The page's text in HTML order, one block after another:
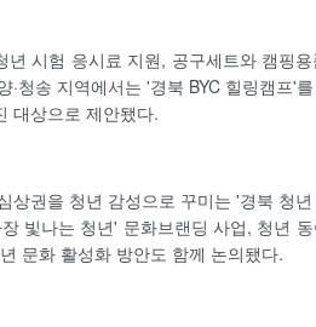
년 시험 응시료 지원, 공구세트와 캠핑
·청송 지역에서는 '경북 BYC 힐링캠프'
대상으로 제안됐다.
상권을 청년 감성으로 꾸미는 '경북 청
빛나는 청년' 문화브랜딩 사업, 청년
문화 활성화 방안도 함께 논의됐다.